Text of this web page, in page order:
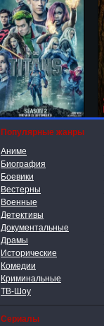
Популярные жанры
Аниме
Биография
Боевики
Вестерны
Военные
Детективы
Документальные
Драмы
Исторические
Комедии
Криминальные
ТВ-Шоу
Сериалы